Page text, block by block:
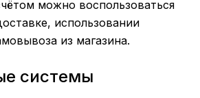
можно воспользоваться
использовании
из магазина.
системы